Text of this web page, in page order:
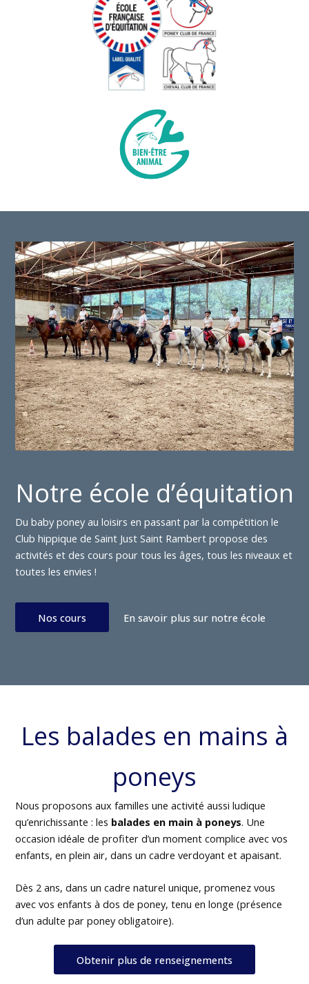
Notre école d’équitation
Du baby poney au loisirs en passant par la compétition le
Club hippique de Saint Just Saint Rambert propose des
activités et des cours pour tous les âges, tous les niveaux et
toutes les envies !
Nos cours En savoir plus sur notre école
Les balades en mains à
poneys
Nous proposons aux familles une activité aussi ludique
qu’enrichissante : les balades en main à poneys. Une
occasion idéale de profiter d’un moment complice avec vos
enfants, en plein air, dans un cadre verdoyant et apaisant.
Dès 2 ans, dans un cadre naturel unique, promenez vous
avec vos enfants à dos de poney, tenu en longe (présence
d’un adulte par poney obligatoire).
Obtenir plus de renseignements